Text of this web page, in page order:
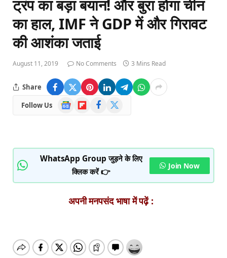
ट्रंप का बड़ा बयान! और बुरा होगा चीन
का हाल, IMF ने GDP में और गिरावट
की आशंका जताई
August 11, 2019 No Comments 3 Mins Read
Share
Follow Us
Google
News
FlipboardFacebook
WhatsApp Group जुड़ने के लिए
क्लिक करें 👉
Join Now
अपनी मनपसंद भाषा में पढ़ें :